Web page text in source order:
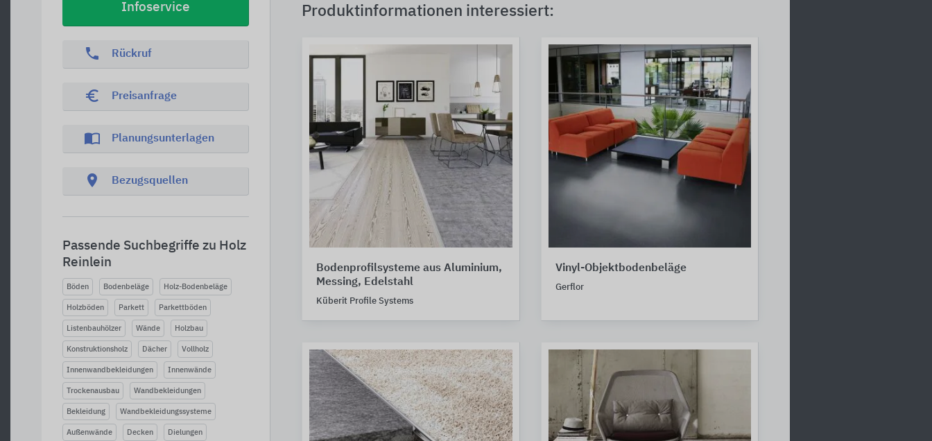
Infoservice
phone Rückruf
euro_symbol Preisanfrage
import_contacts Planungsunterlagen
location_on Bezugsquellen
Passende Suchbegriffe zu Holz
Reinlein
Böden Bodenbeläge Holz-Bodenbeläge
Holzböden Parkett Parkettböden
Listenbauhölzer Wände Holzbau
Konstruktionsholz Dächer Vollholz
Innenwandbekleidungen Innenwände
Trockenausbau Wandbekleidungen
Bekleidung Wandbekleidungssysteme
Außenwände Decken Dielungen
Produktinformationen interessiert:
Bodenprofilsysteme aus Aluminium,
Messing, Edelstahl
Küberit Profile Systems
Vinyl-Objektbodenbeläge
Gerflor